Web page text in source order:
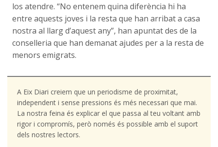
los atendre. “No entenem quina diferència hi ha
entre aquests joves i la resta que han arribat a casa
nostra al llarg d’aquest any”, han apuntat des de la
conselleria que han demanat ajudes per a la resta de
menors emigrats.
A Eix Diari creiem que un periodisme de proximitat,
independent i sense pressions és més necessari que mai.
La nostra feina és explicar el que passa al teu voltant amb
rigor i compromís, però només és possible amb el suport
dels nostres lectors.